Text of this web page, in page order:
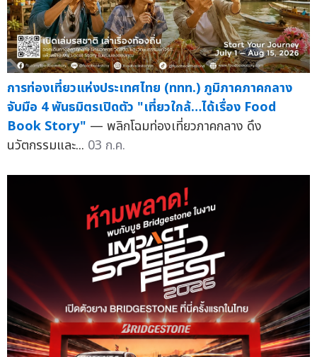
การท่องเที่ยวแห่งประเทศไทย (ททท.) ภูมิภาคภาคกลาง
จับมือ 4 พันธมิตรเปิดตัว "เที่ยวใกล้…ได้เรื่อง Food
Book Story" — พลิกโฉมท่องเที่ยวภาคกลาง ดึง
นวัตกรรมและ... 03 ก.ค.